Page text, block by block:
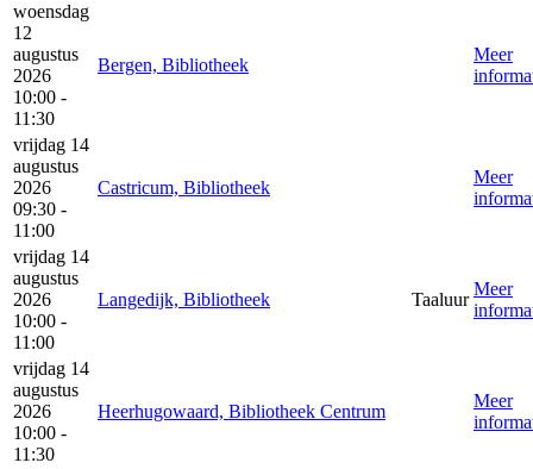
woensdag
12
augustus
2026
10:00 -
11:30
Bergen, Bibliotheek
Meer
vrijdag 14
augustus
2026
09:30 -
11:00
Castricum, Bibliotheek
Meer
vrijdag 14
augustus
2026
10:00 -
11:00
Langedijk, Bibliotheek Taaluur
Meer
vrijdag 14
augustus
2026
10:00 -
11:30
Heerhugowaard, Bibliotheek Centrum
Meer